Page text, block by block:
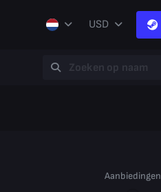
USD
Aanbiedingen